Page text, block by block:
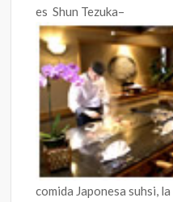
es Shun Tezuka–
comida Japonesa suhsi,